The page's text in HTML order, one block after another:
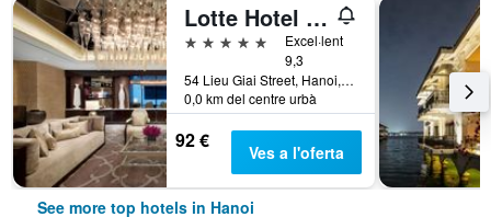
Lotte Hotel Hanoi
5 estrelles
Excel·lent
9,3
54 Lieu Giai Street, Hanoi, Vietnam
0,0 km del centre urbà
92 € Ves a l'oferta
See more top hotels in Hanoi